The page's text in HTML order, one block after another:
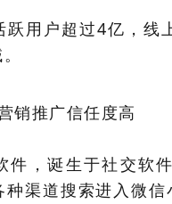
跃用户超过4亿，线
销推广信任度高
件，诞生于社交软
渠道搜索进入微